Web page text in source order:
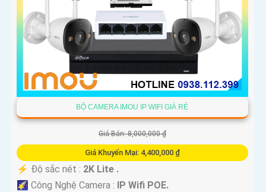
BỘ CAMERA IMOU IP WIFI GIÁ RẺ
Giá Bán: 8,000,000 ₫
Giá Khuyến Mại: 4,400,000 ₫
️⚡ Độ sắc nét : 2K Lite .
🌠 Công Nghệ Camera : IP Wifi POE.